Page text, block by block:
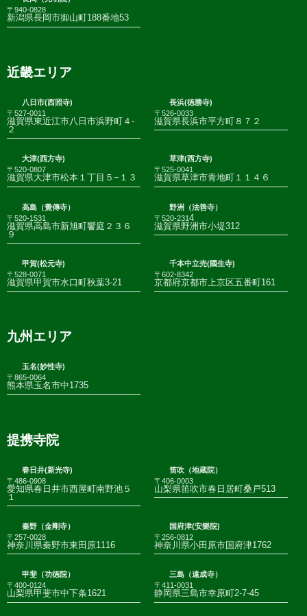
〒940-0828
新潟県長岡市御山町188番地53
近畿エリア
八日市(西照寺)
〒527-0011
滋賀県東近江市八日市浜野町４-
２
長浜(徳勝寺)
〒526-0033
滋賀県長浜市平方町８７２
大津(西方寺)
〒520-0807
滋賀県大津市松本１丁目５−１３
草津(西方寺)
〒525-0041
滋賀県草津市青地町１１４６
高島（覺傳寺）
〒520-1531
滋賀県高島市新旭町饗庭２３６
９
野洲（法善寺）
〒520-2314
滋賀県野洲市小堤312
甲賀(松元寺)
〒528-0071
滋賀県甲賀市水口町秋葉3-21
千本中立売(國生寺)
〒602-8342
京都府京都市上京区五番町161
九州エリア
玉名(妙性寺)
〒865-0064
熊本県玉名市中1735
提携寺院
春日井(新光寺)
〒486-0908
愛知県春日井市西屋町南野池５
１
笛吹（地蔵院）
〒406-0003
山梨県笛吹市春日居町桑戸513
秦野（金剛寺）
〒257-0028
神奈川県秦野市東田原1116
国府津(安樂院)
〒256-0812
神奈川県小田原市国府津1762
甲斐（功徳院）
〒400-0124
山梨県甲斐市中下条1621
三島（遠成寺）
〒411-0031
静岡県三島市幸原町2-7-45